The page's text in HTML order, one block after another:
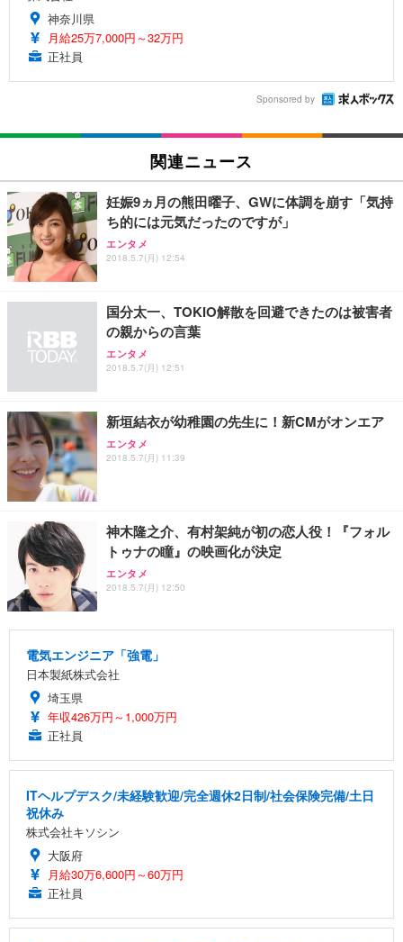
神奈川県
月給25万7,000円～32万円
正社員
Sponsored by
関連ニュース
妊娠9ヵ月の熊田曜子、GWに体調を崩す「気持
ち的には元気だったのですが」
エンタメ
2018.5.7(月) 12:54
国分太一、TOKIO解散を回避できたのは被害者
の親からの言葉
エンタメ
2018.5.7(月) 12:51
新垣結衣が幼稚園の先生に！新CMがオンエア
エンタメ
2018.5.7(月) 11:39
神木隆之介、有村架純が初の恋人役！『フォル
トゥナの瞳』の映画化が決定
エンタメ
2018.5.7(月) 12:50
電気エンジニア「強電」
日本製紙株式会社
埼玉県
年収426万円～1,000万円
正社員
ITヘルプデスク/未経験歓迎/完全週休2日制/社会保険完備/土日
祝休み
株式会社キソシン
大阪府
月給30万6,600円～60万円
正社員